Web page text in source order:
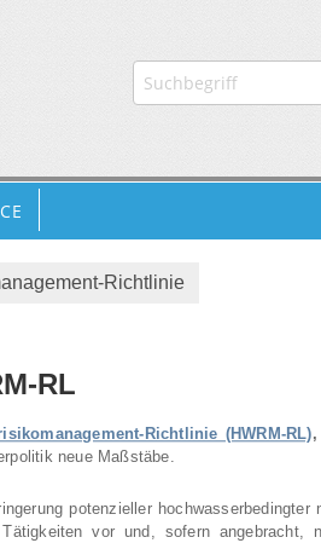
Richtlinie
RL
Richtlinie (HWRM-RL),
neue Maßstäbe.
potenzieller
vor und, sofern angebracht,